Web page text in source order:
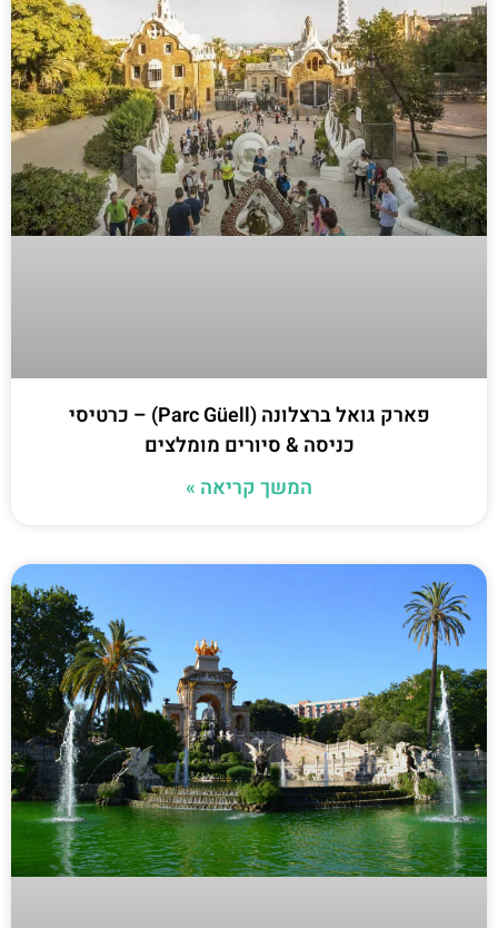
פארק גואל ברצלונה (Parc Güell) – כרטיסי
כניסה & סיורים מומלצים
המשך קריאה »